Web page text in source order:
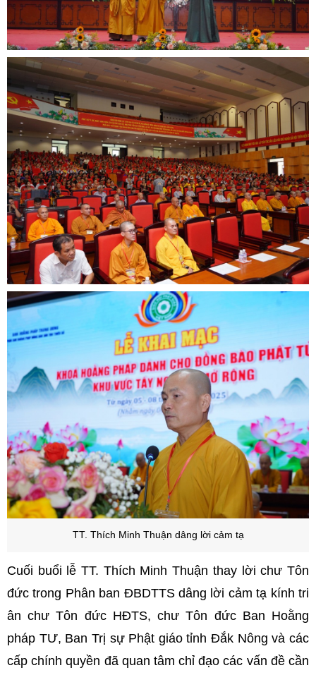
TT. Thích Minh Thuận dâng lời cảm tạ
Cuối buổi lễ TT. Thích Minh Thuận thay lời chư Tôn
đức trong Phân ban ĐBDTTS dâng lời cảm tạ kính tri
ân chư Tôn đức HĐTS, chư Tôn đức Ban Hoằng
pháp TƯ, Ban Trị sự Phật giáo tỉnh Đắk Nông và các
cấp chính quyền đã quan tâm chỉ đạo các vấn đề cần